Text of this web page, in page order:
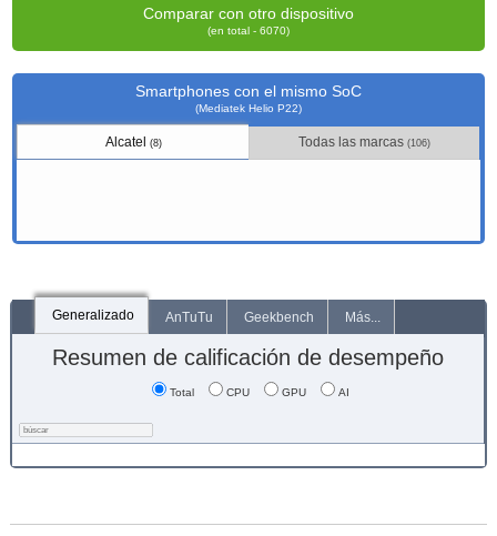
Comparar con otro dispositivo
(en total - 6070)
Smartphones con el mismo SoC
(Mediatek Helio P22)
Alcatel (8) Todas las marcas(106)
Generalizado AnTuTu Geekbench Más...
Resumen de calificación de desempeño
Total CPU GPU AI